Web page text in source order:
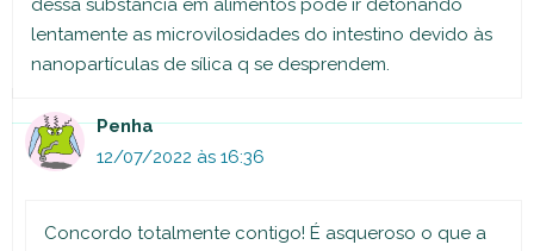
dessa substância em alimentos pode ir detonando
lentamente as microvilosidades do intestino devido às
nanopartículas de sílica q se desprendem.
Penha
12/07/2022 às 16:36
Concordo totalmente contigo! É asqueroso o que a